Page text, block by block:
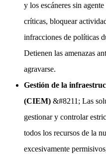
y los escáneres sin
críticas, bloquear
infracciones de políticas
Detienen las amenazas
agravarse.
Gestión de la
(CIEM) &#8211; Las
gestionar y controlar
todos los recursos de la
excesivamente